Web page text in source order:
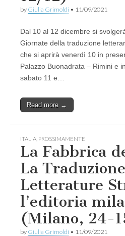
by Giulia Grimoldi • 11/09/2021
Dal 10 al 12 dicembre si
Giornate della traduzione
che si aprirà venerdì 10 in
Palazzo Buonadrata – Rimini e
sabato 11 e…
Read more →
ITALIA PROSSIMAMENTE
La Fabbrica
La
Letterature
l’editoria
(Milano, 24-
by Giulia Grimoldi • 11/09/2021